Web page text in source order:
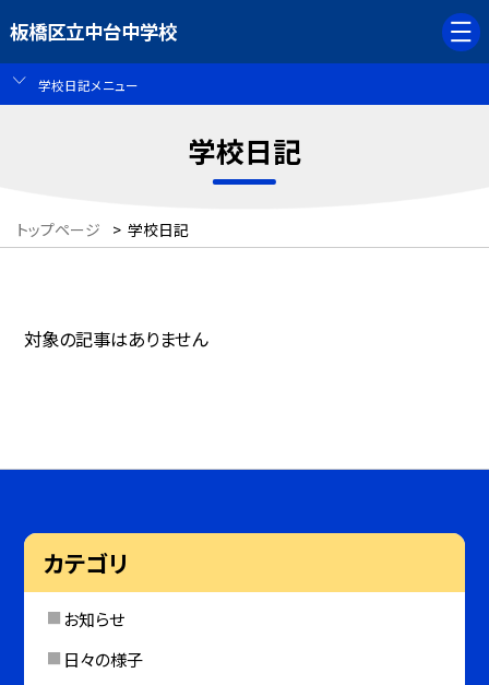
板橋区立中台中学校
学校日記メニュー
学校日記
トップページ > 学校日記
対象の記事はありません
カテゴリ
お知らせ
日々の様子